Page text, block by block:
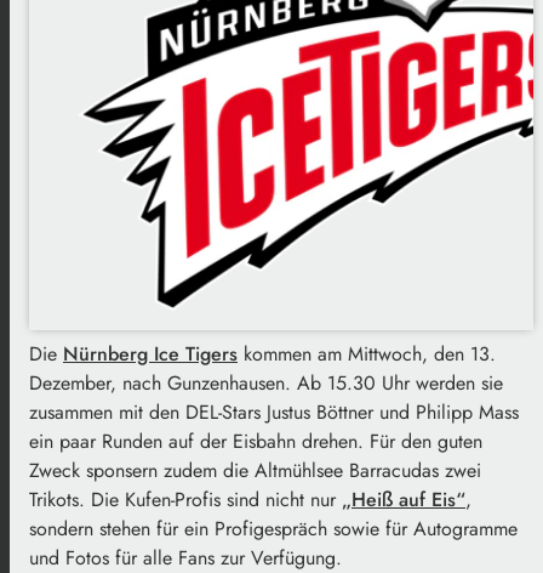
Die Nürnberg Ice Tigers kommen am Mittwoch, den 13.
Dezember, nach Gunzenhausen. Ab 15.30 Uhr werden sie
zusammen mit den DEL-Stars Justus Böttner und Philipp Mass
ein paar Runden auf der Eisbahn drehen. Für den guten
Zweck sponsern zudem die Altmühlsee Barracudas zwei
Trikots. Die Kufen-Profis sind nicht nur „Heiß auf Eis“,
sondern stehen für ein Profigespräch sowie für Autogramme
und Fotos für alle Fans zur Verfügung.